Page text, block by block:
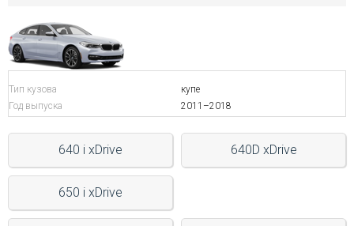
Войти на сайт
+7(812)317-
17-
Пн-
9:00
Тип кузова
купе
Год выпуска
2011–2018
640 i xDrive 640D xDrive
650 i xDrive